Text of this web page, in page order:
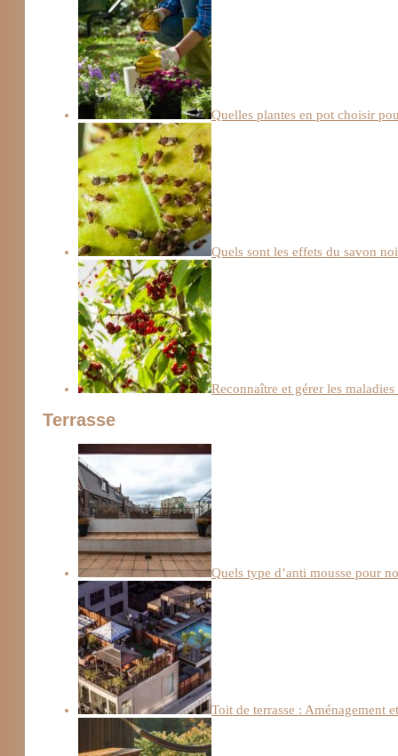
Quelles plantes en pot choisir
Quels sont les effets du savon
Reconnaître et gérer les
Terrasse
Quels type d’anti mousse pour
Toit de terrasse : Aménagement